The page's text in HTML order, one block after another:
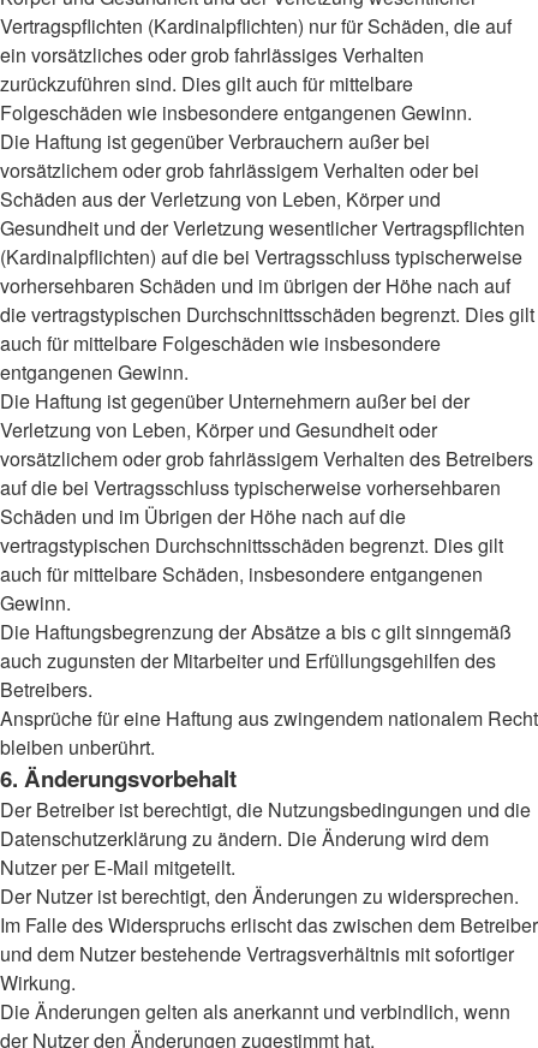
Vertragspflichten (Kardinalpflichten) nur für Schäden, die auf
ein vorsätzliches oder grob fahrlässiges Verhalten
zurückzuführen sind. Dies gilt auch für mittelbare
Folgeschäden wie insbesondere entgangenen Gewinn.
Die Haftung ist gegenüber Verbrauchern außer bei
vorsätzlichem oder grob fahrlässigem Verhalten oder bei
Schäden aus der Verletzung von Leben, Körper und
Gesundheit und der Verletzung wesentlicher Vertragspflichten
(Kardinalpflichten) auf die bei Vertragsschluss typischerweise
vorhersehbaren Schäden und im übrigen der Höhe nach auf
die vertragstypischen Durchschnittsschäden begrenzt. Dies gilt
auch für mittelbare Folgeschäden wie insbesondere
entgangenen Gewinn.
Die Haftung ist gegenüber Unternehmern außer bei der
Verletzung von Leben, Körper und Gesundheit oder
vorsätzlichem oder grob fahrlässigem Verhalten des Betreibers
auf die bei Vertragsschluss typischerweise vorhersehbaren
Schäden und im Übrigen der Höhe nach auf die
vertragstypischen Durchschnittsschäden begrenzt. Dies gilt
auch für mittelbare Schäden, insbesondere entgangenen
Gewinn.
Die Haftungsbegrenzung der Absätze a bis c gilt sinngemäß
auch zugunsten der Mitarbeiter und Erfüllungsgehilfen des
Betreibers.
Ansprüche für eine Haftung aus zwingendem nationalem Recht
bleiben unberührt.
6. Änderungsvorbehalt
Der Betreiber ist berechtigt, die Nutzungsbedingungen und die
Datenschutzerklärung zu ändern. Die Änderung wird dem
Nutzer per E-Mail mitgeteilt.
Der Nutzer ist berechtigt, den Änderungen zu widersprechen.
Im Falle des Widerspruchs erlischt das zwischen dem Betreiber
und dem Nutzer bestehende Vertragsverhältnis mit sofortiger
Wirkung.
Die Änderungen gelten als anerkannt und verbindlich, wenn
der Nutzer den Änderungen zugestimmt hat.